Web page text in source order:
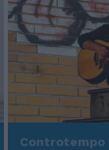
Controtempo